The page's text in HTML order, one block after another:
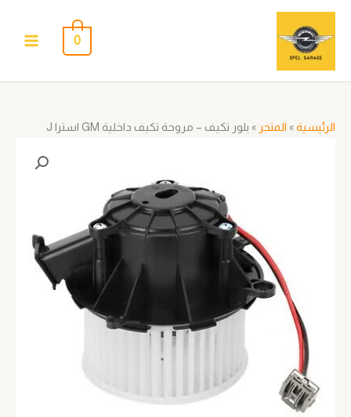
تخطي
المحتوى
0
الرئيسية» المتجر » بلور تكيف – مروحة تكيف داخلية GM استرا J